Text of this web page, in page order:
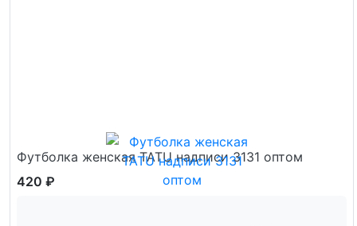
Футболка женская TATU надписи 3131 оптом
420 ₽